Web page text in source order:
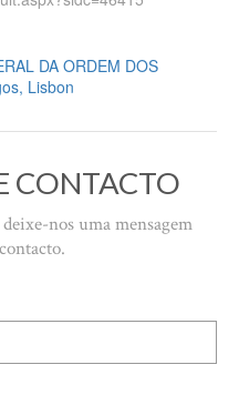
CONTACTO
nos uma mensagem